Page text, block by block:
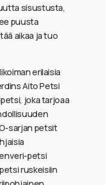
sisustusta,
puusta
aikaa ja tuo
erilaisia
Aito Petsi
joka tarjoaa
sarjan petsit
petsi
ruskeisiin